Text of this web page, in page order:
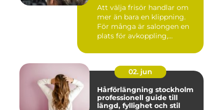
Att välja frisör handlar om
mer än bara en klippning.
För många är salongen en
plats för avkoppling,...
02. jun
Hårförlängning stockholm
professionell guide till
längd, fyllighet och stil